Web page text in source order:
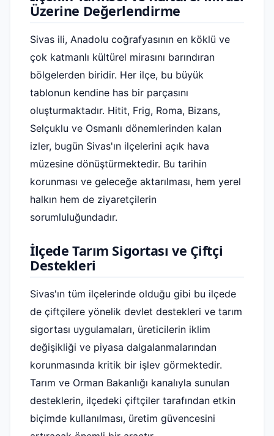
Üzerine Değerlendirme
Sivas ili, Anadolu coğrafyasının en köklü ve
çok katmanlı kültürel mirasını barındıran
bölgelerden biridir. Her ilçe, bu büyük
tablonun kendine has bir parçasını
oluşturmaktadır. Hitit, Frig, Roma, Bizans,
Selçuklu ve Osmanlı dönemlerinden kalan
izler, bugün Sivas'ın ilçelerini açık hava
müzesine dönüştürmektedir. Bu tarihin
korunması ve geleceğe aktarılması, hem yerel
halkın hem de ziyaretçilerin
sorumluluğundadır.
İlçede Tarım Sigortası ve Çiftçi
Destekleri
Sivas'ın tüm ilçelerinde olduğu gibi bu ilçede
de çiftçilere yönelik devlet destekleri ve tarım
sigortası uygulamaları, üreticilerin iklim
değişikliği ve piyasa dalgalanmalarından
korunmasında kritik bir işlev görmektedir.
Tarım ve Orman Bakanlığı kanalıyla sunulan
desteklerin, ilçedeki çiftçiler tarafından etkin
biçimde kullanılması, üretim güvencesini